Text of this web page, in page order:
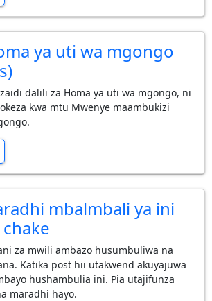
ya uti wa mgongo
dalili za Homa ya uti wa mgongo, ni
kwa mtu Mwenye maambukizi
mbalmbali ya ini
za mwili ambazo husumbuliwa na
Katika post hii utakwend akuyajuwa
hushambulia ini. Pia utajifunza
maradhi hayo.